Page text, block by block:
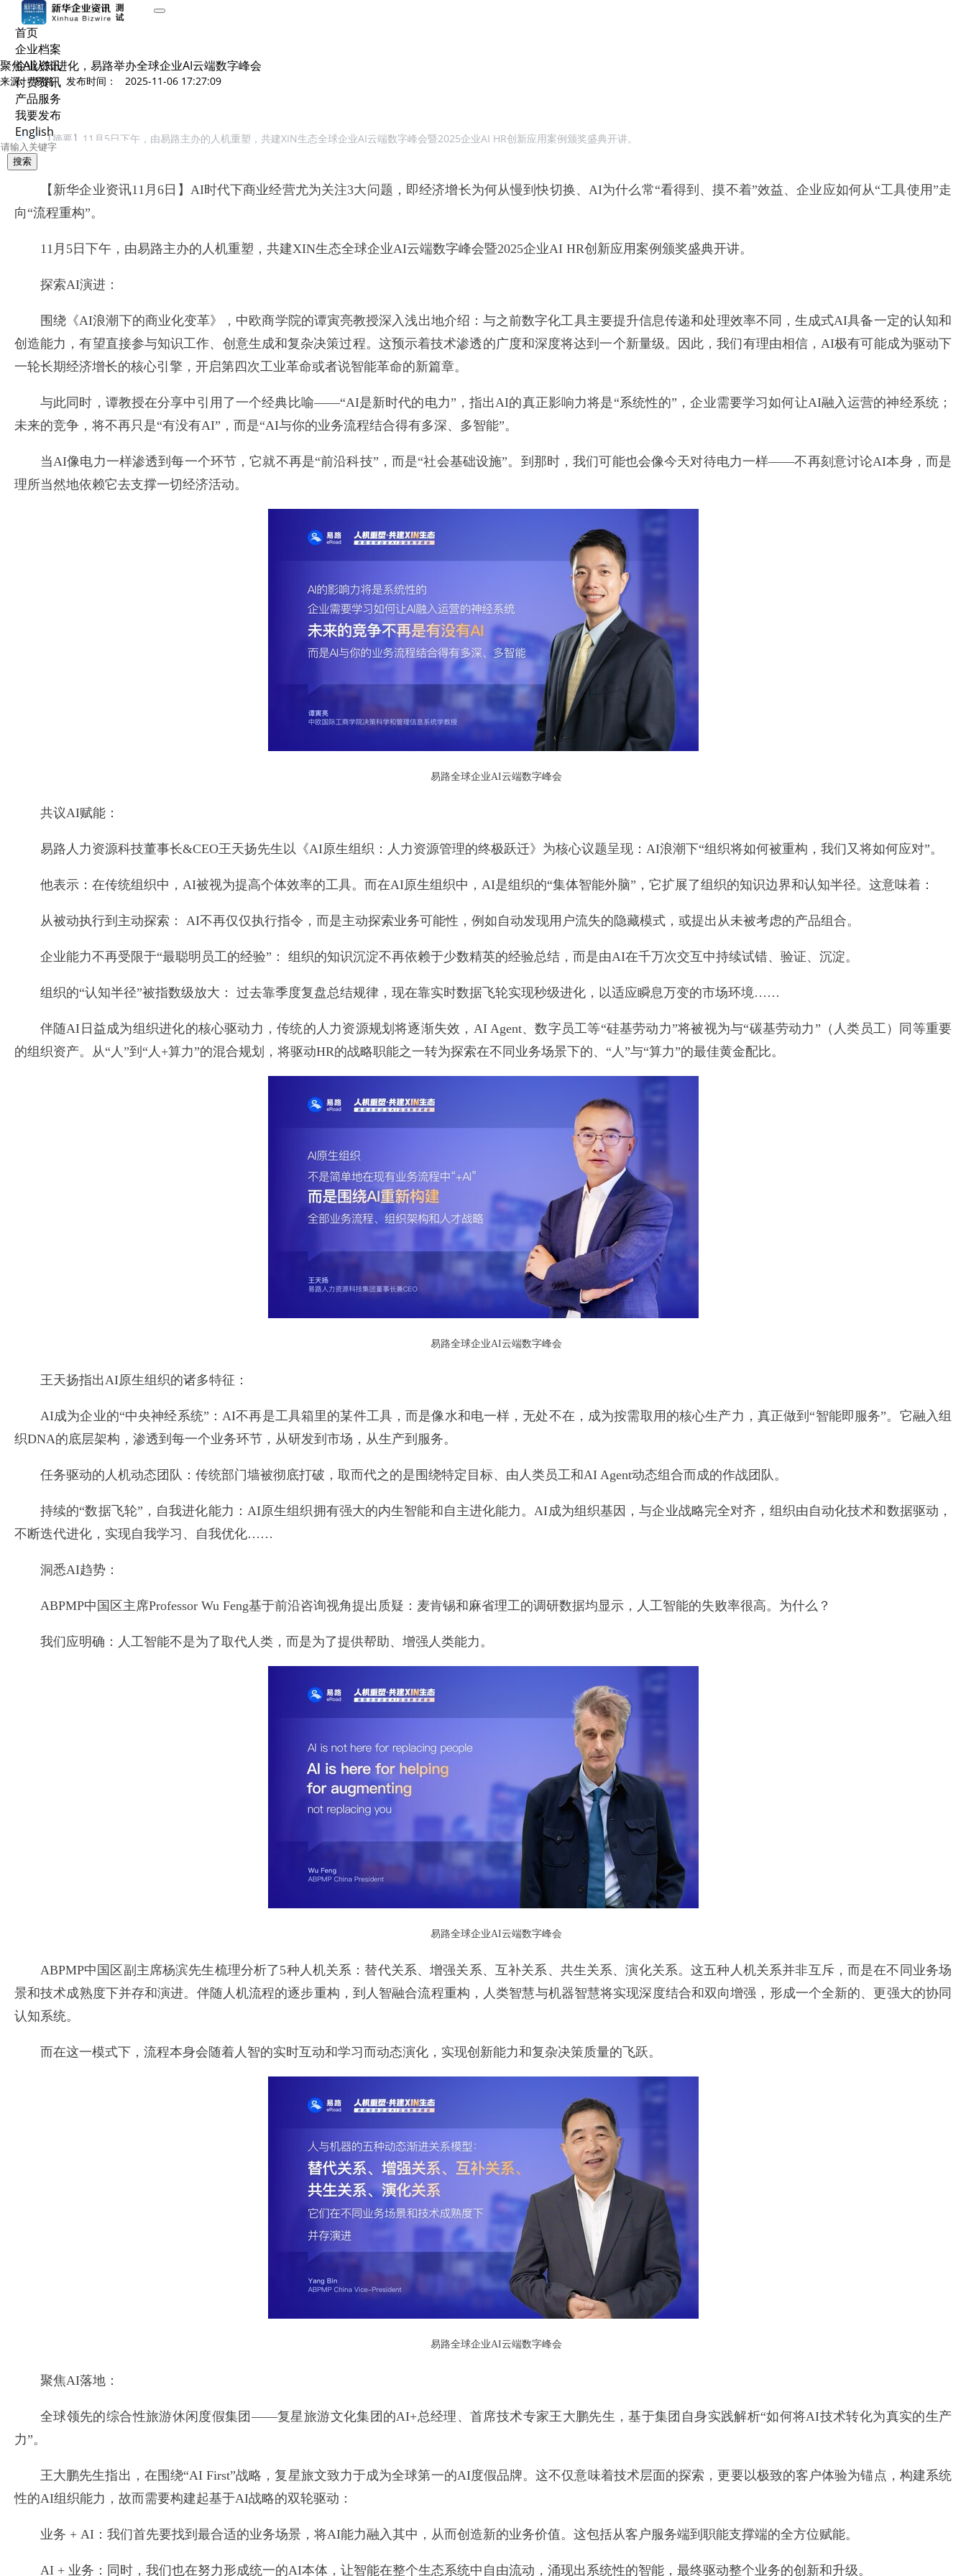
首页
企业档案
企业资讯
付费资讯
产品服务
我要发布
English
搜索
聚焦AI认知进化，易路举办全球企业AI云端数字峰会
来源: 易路 发布时间： 2025-11-06 17:27:09
【摘要】11月5日下午，由易路主办的人机重塑，共建XIN生态全球企业AI云端数字峰会暨2025企业AI HR创新应用案例颁奖盛典开讲。
【新华企业资讯11月6日】AI时代下商业经营尤为关注3大问题，即经济增长为何从慢到快切换、AI为什么常“看得到、摸不着”效益、企业应如何从“工具使用”走
向“流程重构”。
11月5日下午，由易路主办的人机重塑，共建XIN生态全球企业AI云端数字峰会暨2025企业AI HR创新应用案例颁奖盛典开讲。
探索AI演进：
围绕《AI浪潮下的商业化变革》，中欧商学院的谭寅亮教授深入浅出地介绍：与之前数字化工具主要提升信息传递和处理效率不同，生成式AI具备一定的认知和
创造能力，有望直接参与知识工作、创意生成和复杂决策过程。这预示着技术渗透的广度和深度将达到一个新量级。因此，我们有理由相信，AI极有可能成为驱动下
一轮长期经济增长的核心引擎，开启第四次工业革命或者说智能革命的新篇章。
与此同时，谭教授在分享中引用了一个经典比喻——“AI是新时代的电力”，指出AI的真正影响力将是“系统性的”，企业需要学习如何让AI融入运营的神经系统；
未来的竞争，将不再只是“有没有AI”，而是“AI与你的业务流程结合得有多深、多智能”。
当AI像电力一样渗透到每一个环节，它就不再是“前沿科技”，而是“社会基础设施”。到那时，我们可能也会像今天对待电力一样——不再刻意讨论AI本身，而是
理所当然地依赖它去支撑一切经济活动。
易路全球企业AI云端数字峰会
共议AI赋能：
易路人力资源科技董事长&CEO王天扬先生以《AI原生组织：人力资源管理的终极跃迁》为核心议题呈现：AI浪潮下“组织将如何被重构，我们又将如何应对”。
他表示：在传统组织中，AI被视为提高个体效率的工具。而在AI原生组织中，AI是组织的“集体智能外脑”，它扩展了组织的知识边界和认知半径。这意味着：
从被动执行到主动探索： AI不再仅仅执行指令，而是主动探索业务可能性，例如自动发现用户流失的隐藏模式，或提出从未被考虑的产品组合。
企业能力不再受限于“最聪明员工的经验”： 组织的知识沉淀不再依赖于少数精英的经验总结，而是由AI在千万次交互中持续试错、验证、沉淀。
组织的“认知半径”被指数级放大： 过去靠季度复盘总结规律，现在靠实时数据飞轮实现秒级进化，以适应瞬息万变的市场环境……
伴随AI日益成为组织进化的核心驱动力，传统的人力资源规划将逐渐失效，AI Agent、数字员工等“硅基劳动力”将被视为与“碳基劳动力”（人类员工）同等重要
的组织资产。从“人”到“人+算力”的混合规划，将驱动HR的战略职能之一转为探索在不同业务场景下的、“人”与“算力”的最佳黄金配比。
易路全球企业AI云端数字峰会
王天扬指出AI原生组织的诸多特征：
AI成为企业的“中央神经系统”：AI不再是工具箱里的某件工具，而是像水和电一样，无处不在，成为按需取用的核心生产力，真正做到“智能即服务”。它融入组
织DNA的底层架构，渗透到每一个业务环节，从研发到市场，从生产到服务。
任务驱动的人机动态团队：传统部门墙被彻底打破，取而代之的是围绕特定目标、由人类员工和AI Agent动态组合而成的作战团队。
持续的“数据飞轮”，自我进化能力：AI原生组织拥有强大的内生智能和自主进化能力。AI成为组织基因，与企业战略完全对齐，组织由自动化技术和数据驱动，
不断迭代进化，实现自我学习、自我优化……
洞悉AI趋势：
ABPMP中国区主席Professor Wu Feng基于前沿咨询视角提出质疑：麦肯锡和麻省理工的调研数据均显示，人工智能的失败率很高。为什么？
我们应明确：人工智能不是为了取代人类，而是为了提供帮助、增强人类能力。
易路全球企业AI云端数字峰会
ABPMP中国区副主席杨滨先生梳理分析了5种人机关系：替代关系、增强关系、互补关系、共生关系、演化关系。这五种人机关系并非互斥，而是在不同业务场
景和技术成熟度下并存和演进。伴随人机流程的逐步重构，到人智融合流程重构，人类智慧与机器智慧将实现深度结合和双向增强，形成一个全新的、更强大的协同
认知系统。
而在这一模式下，流程本身会随着人智的实时互动和学习而动态演化，实现创新能力和复杂决策质量的飞跃。
易路全球企业AI云端数字峰会
聚焦AI落地：
全球领先的综合性旅游休闲度假集团——复星旅游文化集团的AI+总经理、首席技术专家王大鹏先生，基于集团自身实践解析“如何将AI技术转化为真实的生产
力”。
王大鹏先生指出，在围绕“AI First”战略，复星旅文致力于成为全球第一的AI度假品牌。这不仅意味着技术层面的探索，更要以极致的客户体验为锚点，构建系统
性的AI组织能力，故而需要构建起基于AI战略的双轮驱动：
业务 + AI：我们首先要找到最合适的业务场景，将AI能力融入其中，从而创造新的业务价值。这包括从客户服务端到职能支撑端的全方位赋能。
AI + 业务：同时，我们也在努力形成统一的AI本体，让智能在整个生态系统中自由流动，涌现出系统性的智能，最终驱动整个业务的创新和升级。